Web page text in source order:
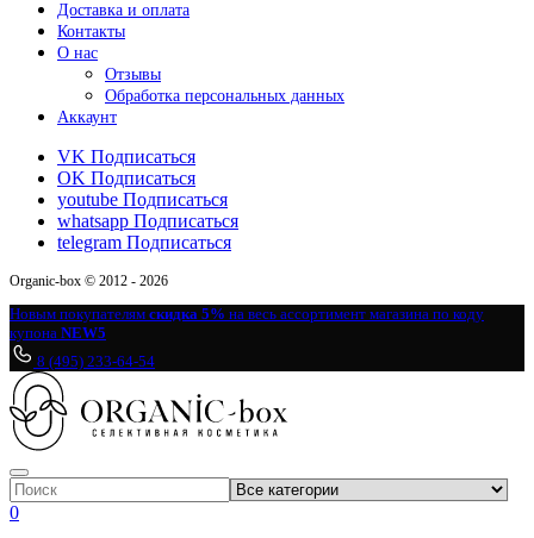
Доставка и оплата
Контакты
О нас
Отзывы
Обработка персональных данных
Аккаунт
VK Подписаться
OK Подписаться
youtube Подписаться
whatsapp Подписаться
telegram Подписаться
Organic-box © 2012 - 2026
Новым покупателям скидка 5% на весь ассортимент магазина по коду
купона NEW5
8 (495) 233-64-54
0